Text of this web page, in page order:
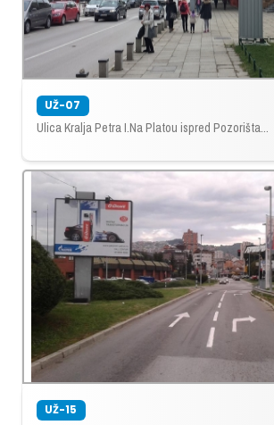
UŽ-07
Ulica Kralja Petra I.Na Platou ispred Pozorišta...
UŽ-15